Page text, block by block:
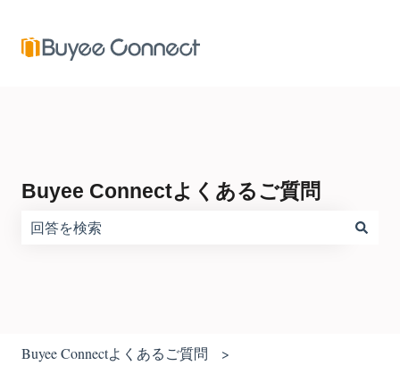
Buyee Connectよくあるご質問
Buyee Connectよくあるご質問